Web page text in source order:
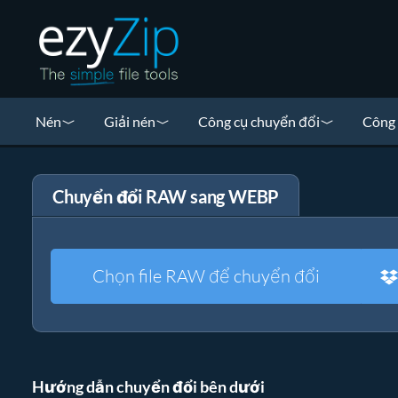
Nén Giải nén Công cụ chuyển đổi Công
Chuyển đổi RAW sang WEBP
Chọn file RAW để chuyển đổi
Hướng dẫn chuyển đổi bên dưới